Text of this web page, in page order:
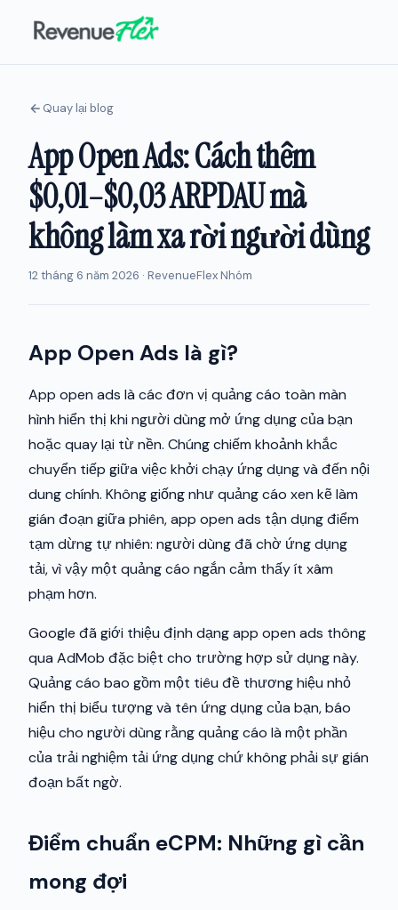
Quay lại blog
App Open Ads: Cách thêm
$0,01–$0,03 ARPDAU mà
không làm xa rời người dùng
12 tháng 6 năm 2026 · RevenueFlex Nhóm
App Open Ads là gì?
App open ads là các đơn vị quảng cáo toàn màn
hình hiển thị khi người dùng mở ứng dụng của bạn
hoặc quay lại từ nền. Chúng chiếm khoảnh khắc
chuyển tiếp giữa việc khởi chạy ứng dụng và đến nội
dung chính. Không giống như quảng cáo xen kẽ làm
gián đoạn giữa phiên, app open ads tận dụng điểm
tạm dừng tự nhiên: người dùng đã chờ ứng dụng
tải, vì vậy một quảng cáo ngắn cảm thấy ít xâm
phạm hơn.
Google đã giới thiệu định dạng app open ads thông
qua AdMob đặc biệt cho trường hợp sử dụng này.
Quảng cáo bao gồm một tiêu đề thương hiệu nhỏ
hiển thị biểu tượng và tên ứng dụng của bạn, báo
hiệu cho người dùng rằng quảng cáo là một phần
của trải nghiệm tải ứng dụng chứ không phải sự gián
đoạn bất ngờ.
Điểm chuẩn eCPM: Những gì cần
mong đợi